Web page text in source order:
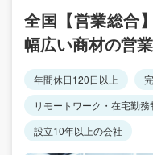
全国【営業総合
幅広い商材の営業
年間休日120日以上
リモートワーク・在宅勤務
設立10年以上の会社